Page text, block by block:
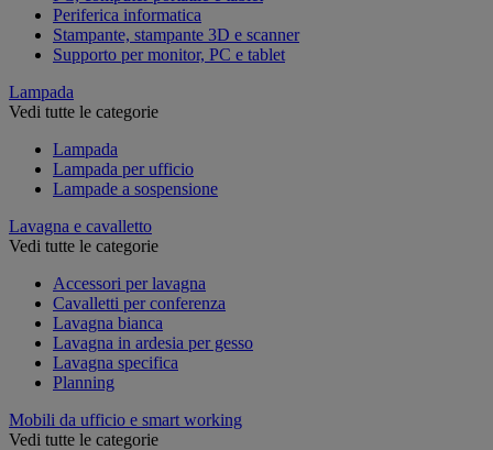
Periferica informatica
Stampante, stampante 3D e scanner
Supporto per monitor, PC e tablet
Lampada
Vedi tutte le categorie
Lampada
Lampada per ufficio
Lampade a sospensione
Lavagna e cavalletto
Vedi tutte le categorie
Accessori per lavagna
Cavalletti per conferenza
Lavagna bianca
Lavagna in ardesia per gesso
Lavagna specifica
Planning
Mobili da ufficio e smart working
Vedi tutte le categorie